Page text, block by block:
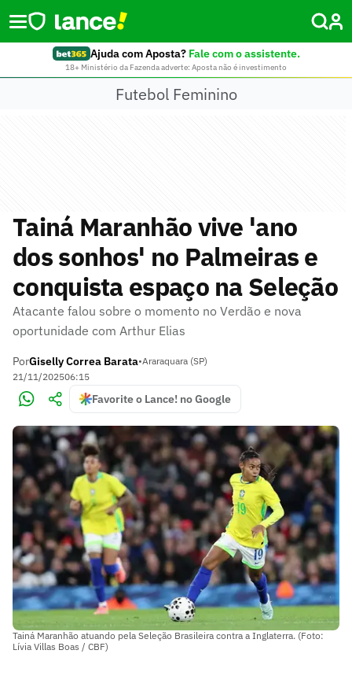
Ajuda com Aposta? Fale com o assistente.
18+ Ministério da Fazenda adverte: Aposta não é investimento
Futebol Feminino
Tainá Maranhão vive 'ano
dos sonhos' no Palmeiras e
conquista espaço na Seleção
Atacante falou sobre o momento no Verdão e nova
oportunidade com Arthur Elias
PorGiselly Correa Barata•Araraquara (SP)
21/11/202506:15
Favorite o Lance! no Google
Tainá Maranhão atuando pela Seleção Brasileira contra a Inglaterra. (Foto:
Lívia Villas Boas / CBF)